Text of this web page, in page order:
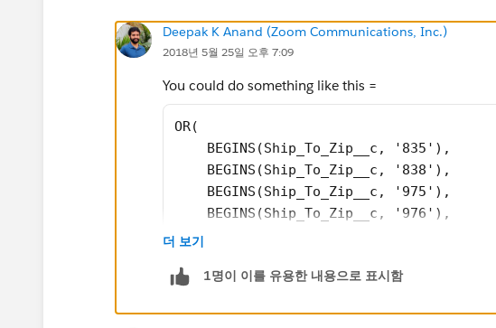
Deepak K Anand (‎‎‎‎‎‎Zoom Communications, Inc.)
2018년 5월 25일 오후 7:09
You could do something like this =
OR(
    BEGINS(Ship_To_Zip__c, '835'),
    BEGINS(Ship_To_Zip__c, '838'),
    BEGINS(Ship_To_Zip__c, '975'),
    BEGINS(Ship_To_Zip__c, '976'),
    BEGINS(Ship_To_Zip__c, '978'),
        NOT(ISBLANK(Ship_To_Zip__c)),
더 보기
1명이 이를 유용한 내용으로 표시함